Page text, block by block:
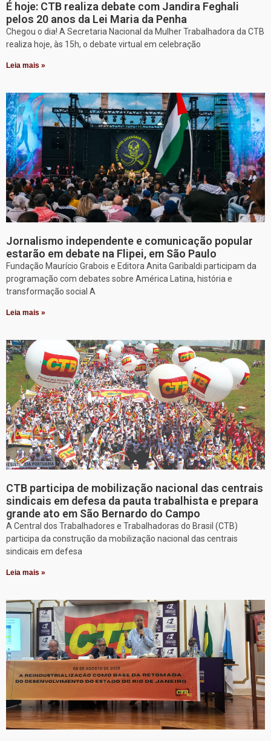
É hoje: CTB realiza debate com Jandira Feghali
pelos 20 anos da Lei Maria da Penha
Chegou o dia! A Secretaria Nacional da Mulher Trabalhadora da CTB
realiza hoje, às 15h, o debate virtual em celebração
Leia mais »
Jornalismo independente e comunicação popular
estarão em debate na Flipei, em São Paulo
Fundação Maurício Grabois e Editora Anita Garibaldi participam da
programação com debates sobre América Latina, história e
transformação social A
Leia mais »
CTB participa de mobilização nacional das centrais
sindicais em defesa da pauta trabalhista e prepara
grande ato em São Bernardo do Campo
A Central dos Trabalhadores e Trabalhadoras do Brasil (CTB)
participa da construção da mobilização nacional das centrais
sindicais em defesa
Leia mais »